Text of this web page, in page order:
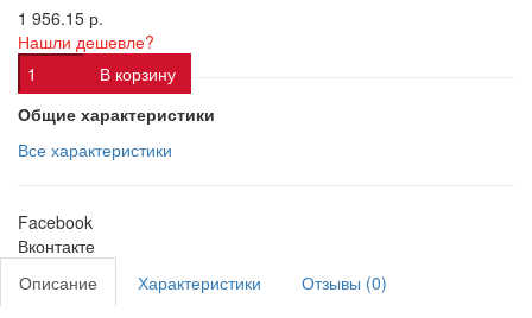
1 956.15 р.
Нашли дешевле?
В корзину
Общие характеристики
Все характеристики
Facebook
Вконтакте
Описание
Характеристики Отзывы (0)